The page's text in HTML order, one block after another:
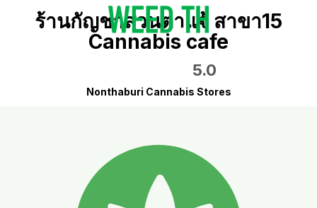
ร้านกัญชาสวนตาแจ้ สาขา15
Cannabis cafe
5.0
Nonthaburi Cannabis Stores